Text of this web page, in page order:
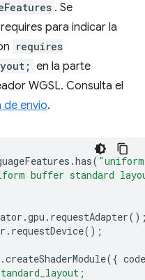
. Se
para indicar la
requires
en la parte
WGSL. Consulta el
de envío.
.has(
buffer standard
.gpu . requestAdapter
. requestDevice();
.createShaderModule({ code